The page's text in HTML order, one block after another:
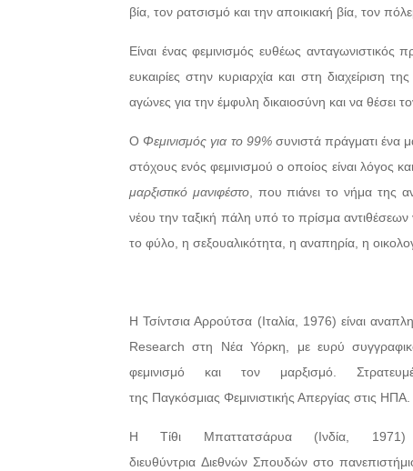
βία, τον ρατσισμό και την αποικιακή βία, τον
Είναι ένας φεμινισμός ευθέως ανταγωνιστικός
ευκαιρίες στην κυριαρχία και στη διαχείριση
αγώνες για την έμφυλη δικαιοσύνη και να θέσει
Ο Φεμινισμός για το 99%συνιστά πράγματι ένα
στόχους ενός φεμινισμού ο οποίος είναι λόγος
μαρξιστικό μανιφέστο, που πιάνει το νήμα της
νέου την ταξική πάλη υπό το πρίσμα
το φύλο, η σεξουαλικότητα, η αναπηρία, η
Η Τσίντσια Αρρούτσα (Ιταλία, 1976) είναι
Research στη Νέα Υόρκη, με ευρύ
φεμινισμό και τον μαρξισμό.
της Παγκόσμιας Φεμινιστικής Απεργίας στις
Η Τίθι Μπαττατσάρυα (Ινδία, 1971)
διευθύντρια Διεθνών Σπουδών στο